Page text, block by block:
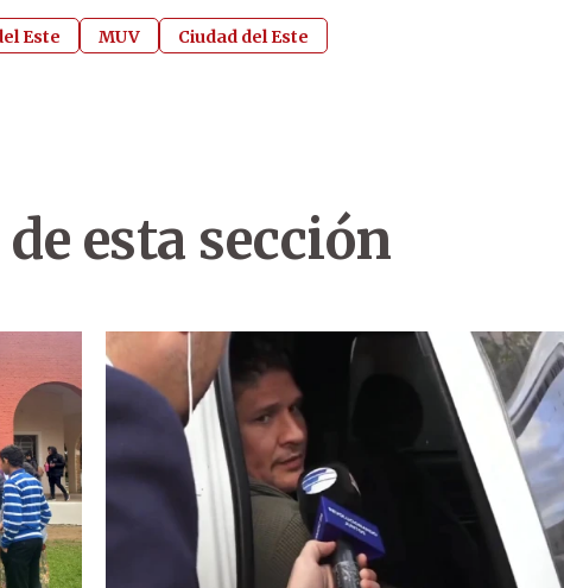
Este MUV Ciudad del Este
esta sección